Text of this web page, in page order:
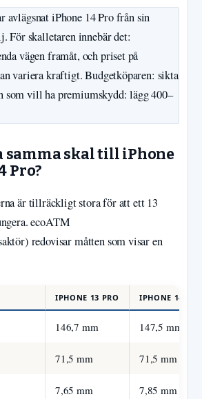
avlägsnat iPhone 14 Pro från sin
För skalletaren innebär det:
vägen framåt, och priset på
variera kraftigt. Budgetköparen: sikta
som vill ha premiumskydd: lägg 400–
samma skal till iPhone
Pro?
är tillräckligt stora för att ett 13
ecoATM
redovisar måtten som visar en
IPHONE 13 PRO IPHONE 14
146,7 mm 147,5 mm
71,5 mm 71,5 mm
7,65 mm 7,85 mm